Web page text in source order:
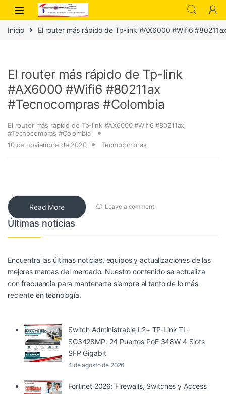
Inicio El router más rápido de Tp-link #AX6000 #Wifi6
El router más rápido de Tp-link
#AX6000 #Wifi6 #80211ax
#Tecnocompras #Colombia
El router más rápido de Tp-link #AX6000 #Wifi6 #80211ax
#Tecnocompras #Colombia
10 de noviembre de 2020
Tecnocompras
Read More Leave a comment
Últimas noticias
Encuentra las últimas noticias, equipos y actualizaciones de las
mejores marcas del mercado. Nuestro contenido se actualiza
con frecuencia para mantenerte siempre al tanto de lo más
reciente en tecnología.
Switch Administrable L2+ TP-Link TL-
SG3428MP: 24 Puertos PoE 348W 4 Slots
SFP Gigabit
4 de agosto de 2026
Fortinet 2026: Firewalls, Switches y Access